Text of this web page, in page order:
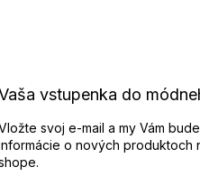
vstupenka do
svoj e-mail a my Vám
o nových produktoch